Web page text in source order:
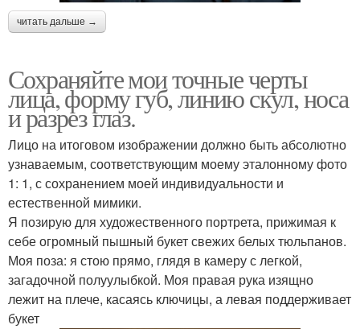
читать дальше →
Сохраняйте мои точные черты
лица, форму губ, линию скул, носа
и разрез глаз.
Лицо на итоговом изображении должно быть абсолютно
узнаваемым, соответствующим моему эталонному фото
1: 1, с сохранением моей индивидуальности и
естественной мимики.
Я позирую для художественного портрета, прижимая к
себе огромный пышный букет свежих белых тюльпанов.
Моя поза: я стою прямо, глядя в камеру с легкой,
загадочной полуулыбкой. Моя правая рука изящно
лежит на плече, касаясь ключицы, а левая поддерживает
букет